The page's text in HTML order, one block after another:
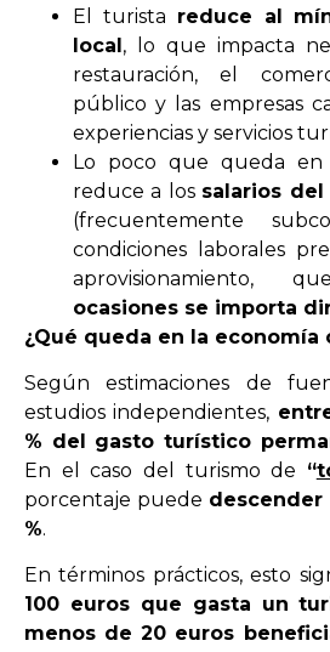
El turista reduce al
local, lo que impacta
restauración, el
público y las empresas
experiencias y servicios
Lo poco que queda en
reduce a los salarios del
(frecuentemente
condiciones laborales
aprovisionamiento,
ocasiones se importa
¿Qué queda en la economía
Según estimaciones de
estudios independientes,
% del gasto turístico
En el caso del turismo de “
porcentaje puede
%.
En términos prácticos, esto
100 euros que gasta un
menos de 20 euros